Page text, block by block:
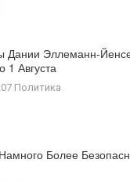
Дании Эллеманн-
1 Августа
Политика
Более